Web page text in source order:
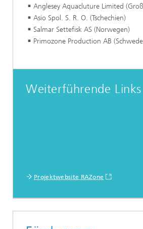
Anglesey Aquacluture Limited
Asio Spol. S. R. O. (Tschechien)
Salmar Settefisk AS (Norwegen)
Primozone Production AB
Weiterführende Links
Projektwebsite RAZone